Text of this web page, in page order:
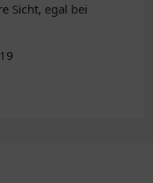
Sicht, egal bei